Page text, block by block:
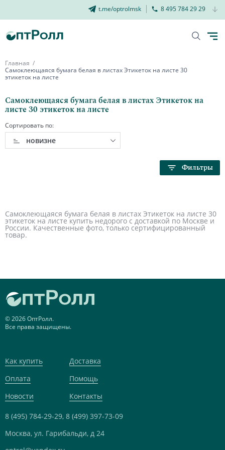
t.me/optrolmsk 8 495 784 29 29
Главная
Самоклеющаяся бумага белая в листах Этикеток на листе 30
этикеток на листе
Самоклеющаяся бумага белая в листах Этикеток на
листе 30 этикеток на листе
Сортировать по:
новизне
Фильтры
Самоклеющаяся бумага белая в листах Этикеток на листе 30
этикеток на листе купить недорого с доставкой по Москве и
России. Качественные фото, только сертифицированный
товар.
© 2026 ОптРолл.
Все права защищены.
Как купить
Доставка
Оплата
Помощь
Новости
Контакты
8 (495) 784-29-29, 8 (499) 397-73-09
Москва, ул. Гарибальди, д 24